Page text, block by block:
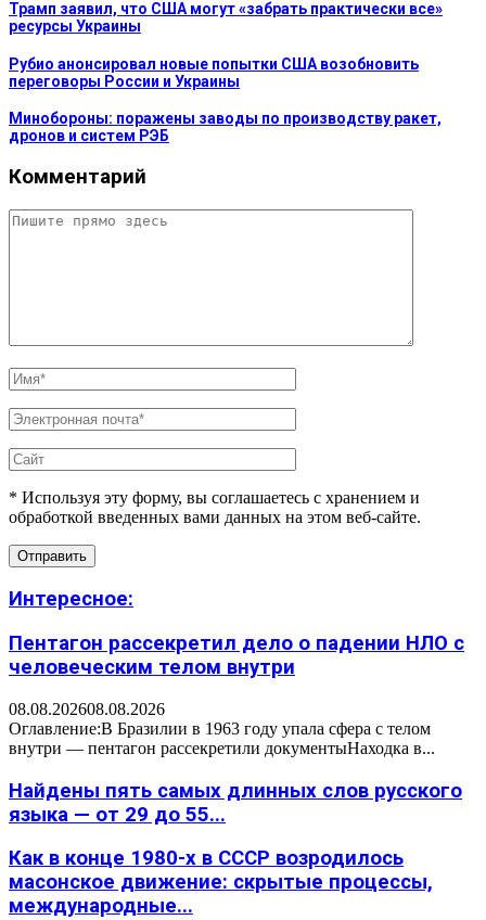
Трамп заявил, что США могут «забрать практически все»
ресурсы Украины
Рубио анонсировал новые попытки США возобновить
переговоры России и Украины
Минобороны: поражены заводы по производству ракет,
дронов и систем РЭБ
Комментарий
* Используя эту форму, вы соглашаетесь с хранением и
обработкой введенных вами данных на этом веб-сайте.
Интересное:
Пентагон рассекретил дело о падении НЛО с
человеческим телом внутри
08.08.202608.08.2026
Оглавление:В Бразилии в 1963 году упала сфера с телом
внутри — пентагон рассекретили документыНаходка в...
Найдены пять самых длинных слов русского
языка — от 29 до 55...
Как в конце 1980-х в СССР возродилось
масонское движение: скрытые процессы,
международные...